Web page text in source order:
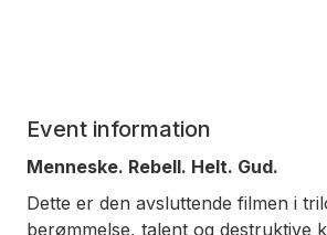
Event information
Menneske. Rebell. Helt. Gud.
Dette er den avsluttende filmen i
berømmelse, talent og destruktive